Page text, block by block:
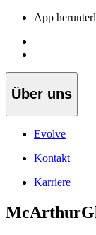
App
Über uns
Evolve
Kontakt
Karriere